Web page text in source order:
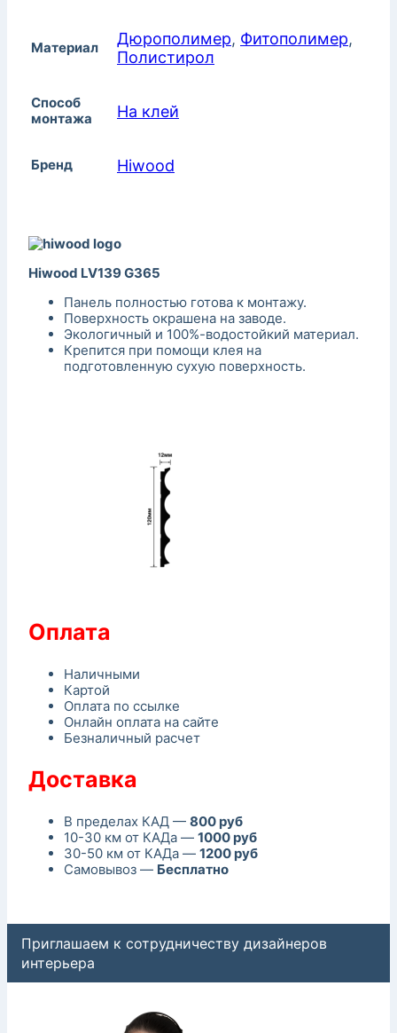
Материал Дюрополимер, Фитополимер,
Полистирол
Способ
монтажа
На клей
Бренд Hiwood
Hiwood LV139 G365
Панель полностью готова к монтажу.
Поверхность окрашена на заводе.
Экологичный и 100%-водостойкий материал.
Крепится при помощи клея на
подготовленную сухую поверхность.
Оплата
Наличными
Картой
Оплата по ссылке
Онлайн оплата на сайте
Безналичный расчет
Доставка
В пределах КАД — 800 руб
10-30 км от КАДа — 1000 руб
30-50 км от КАДа — 1200 руб
Самовывоз — Бесплатно
Приглашаем к сотрудничеству дизайнеров
интерьера